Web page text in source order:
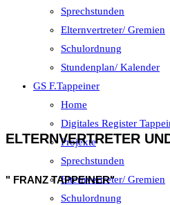
Sprechstunden
Elternvertreter/ Gremien
Schulordnung
Stundenplan/ Kalender
GS F.Tappeiner
Home
Digitales Register
Projekte
Sprechstunden
Elternvertreter/ Gremien
Schulordnung
ELTERNVERTRETER
" FRANZ TAPPEINER"